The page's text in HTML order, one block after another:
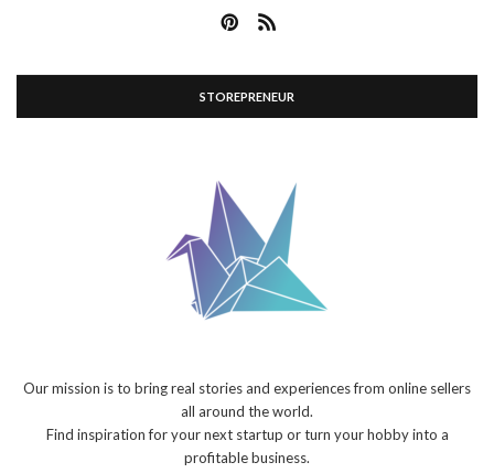
STOREPRENEUR
Our mission is to bring real stories and experiences from online sellers
all around the world.
Find inspiration for your next startup or turn your hobby into a
profitable business.